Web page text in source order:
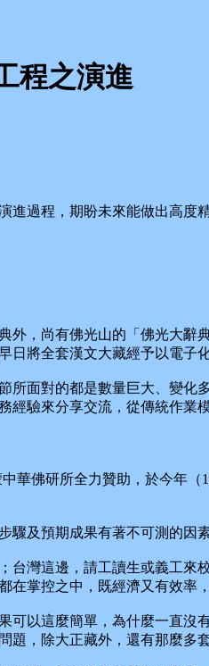
程之演進
過程，期盼未來能做出高度精
，尚有佛光山的「佛光大辭
將全套漢文大藏經予以電子化
面對的都是數量巨大、變化
驗來分享交流，從傳統作業
佛研所全力贊助，於今年（
及預期成果有著不可測的因素
灣這邊，請工讀生或義工來
掌控之中，既經濟又有效率
以這麼簡單，為什麼一直沒
，除大正藏外，還有那麼多